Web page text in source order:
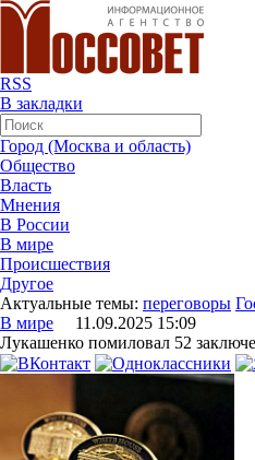
RSS
В закладки
Город (Москва и область)
Общество
Власть
Мнения
В России
В мире
Происшествия
Другое
Актуальные темы: переговоры
В мире 11.09.2025 15:09
Лукашенко помиловал 52